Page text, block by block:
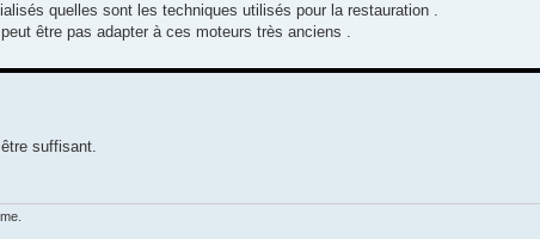
quelles sont les techniques utilisés pour la restauration .
être pas adapter à ces moteurs très anciens .
suffisant.